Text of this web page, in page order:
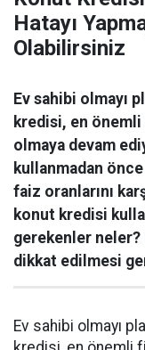
Hatayı
Olabilirsiniz
Ev sahibi olmayı
kredisi, en
olmaya devam
kullanmadan
faiz oranlarını
konut kredisi
gerekenler neler?
dikkat edilmesi
Ev sahibi olmayı